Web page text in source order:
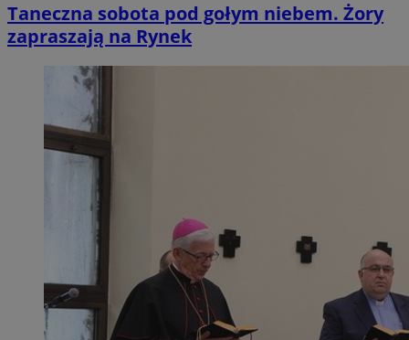
Taneczna sobota pod gołym niebem. Żory
zapraszają na Rynek